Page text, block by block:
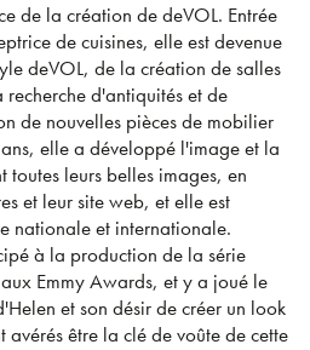
de la création de deVOL. Entrée
de cuisines, elle est devenue
deVOL, de la création de salles
d'antiquités et de
de nouvelles pièces de mobilier
elle a développé l'image et la
leurs belles images, en
et leur site web, et elle est
nationale et internationale.
à la production de la série
Emmy Awards, et y a joué le
et son désir de créer un look
avérés être la clé de voûte de cette